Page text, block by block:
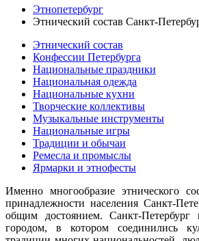
Этнопетербург
Этнический состав Санкт-
Этнический состав
Конфессии Петербурга
Национальные праздники
Национальная одежда
Национальные кухни
Творческие коллективы
Музыкальные инструменты
Национальные игры
Традиции и обычаи
Ремесла и промыслы
Ярмарки и этнофесты
Именно многообразие этнического
принадлежности населения Санкт-
общим достоянием. Санкт-Петербург
городом, в котором соединились